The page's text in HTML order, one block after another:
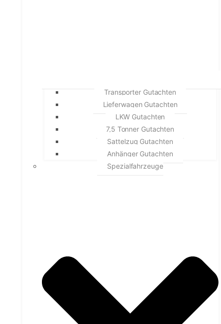
Transporter Gutachten
Lieferwagen Gutachten
LKW Gutachten
7,5 Tonner Gutachten
Sattelzug Gutachten
Anhänger Gutachten
Spezialfahrzeuge